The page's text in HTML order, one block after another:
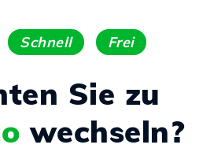
Schnell Frei
Sie zu
wechseln?